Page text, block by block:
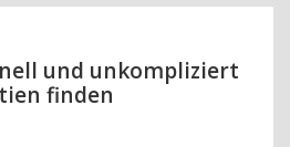
und unkompliziert
finden